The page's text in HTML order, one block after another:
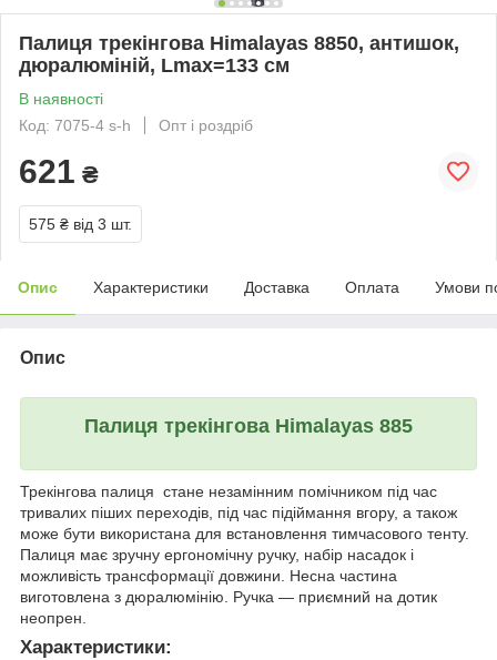
Палиця трекінгова Himalayas 8850, антишок,
дюралюміній, Lmax=133 см
В наявності
Код: 7075-4 s-h
Опт і роздріб
621 ₴
575 ₴ від 3 шт.
Опис Характеристики Доставка Оплата Умови
Опис
Палиця трекінгова Himalayas 885
Трекінгова палиця стане незамінним помічником під час
тривалих піших переходів, під час підіймання вгору, а також
може бути використана для встановлення тимчасового тенту.
Палиця має зручну ергономічну ручку, набір насадок і
можливість трансформації довжини. Несна частина
виготовлена з дюралюмінію. Ручка — приємний на дотик
неопрен.
Характеристики: